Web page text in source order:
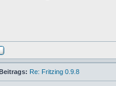
Re: Fritzing 0.9.8